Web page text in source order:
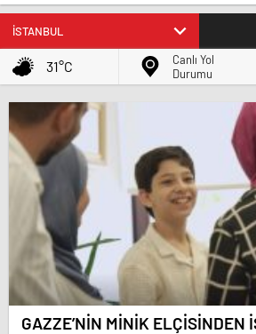
31°C
Canlı Yol
Durumu
GAZZE’NİN MİNİK ELÇİSİNDEN